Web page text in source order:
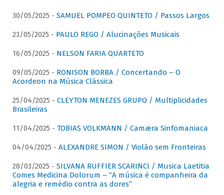
30/05/2025 - SAMUEL POMPEO QUINTETO / Passos Largos
23/05/2025 - PAULO REGO / Alucinações Musicais
16/05/2025 - NELSON FARIA QUARTETO
09/05/2025 - RONISON BORBA / Concertando – O
Acordeon na Música Clássica
25/04/2025 - CLEYTON MENEZES GRUPO / Multiplicidades
Brasileiras
11/04/2025 - TOBIAS VOLKMANN / Camæra Sinfomaniaca
04/04/2025 - ALEXANDRE SIMON / Violão sem Fronteiras
28/03/2025 - SILVANA RUFFIER SCARINCI / Musica Laetitia
Comes Medicina Dolorum – “A música é companheira da
alegria e remédio contra as dores”